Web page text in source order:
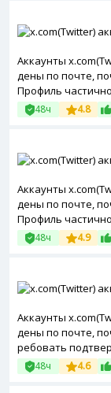
Аккаунты
дены по почте,
Профиль
48ч 4.8
Аккаунты
дены по почте,
Профиль
48ч 4.9
Аккаунты
дены по почте,
ребовать
о заполнен. Token
48ч 4.6